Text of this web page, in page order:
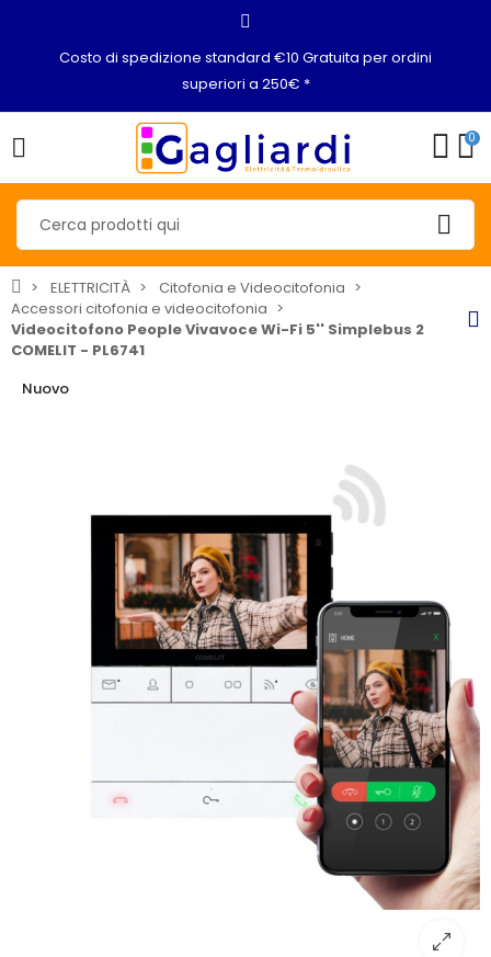
Costo di spedizione standard €10 Gratuita per ordini
superiori a 250€ *
0
ELETTRICITÀ
Citofonia e Videocitofonia
Accessori citofonia e videocitofonia
Videocitofono People Vivavoce Wi-Fi 5'' Simplebus 2
COMELIT - PL6741
Nuovo